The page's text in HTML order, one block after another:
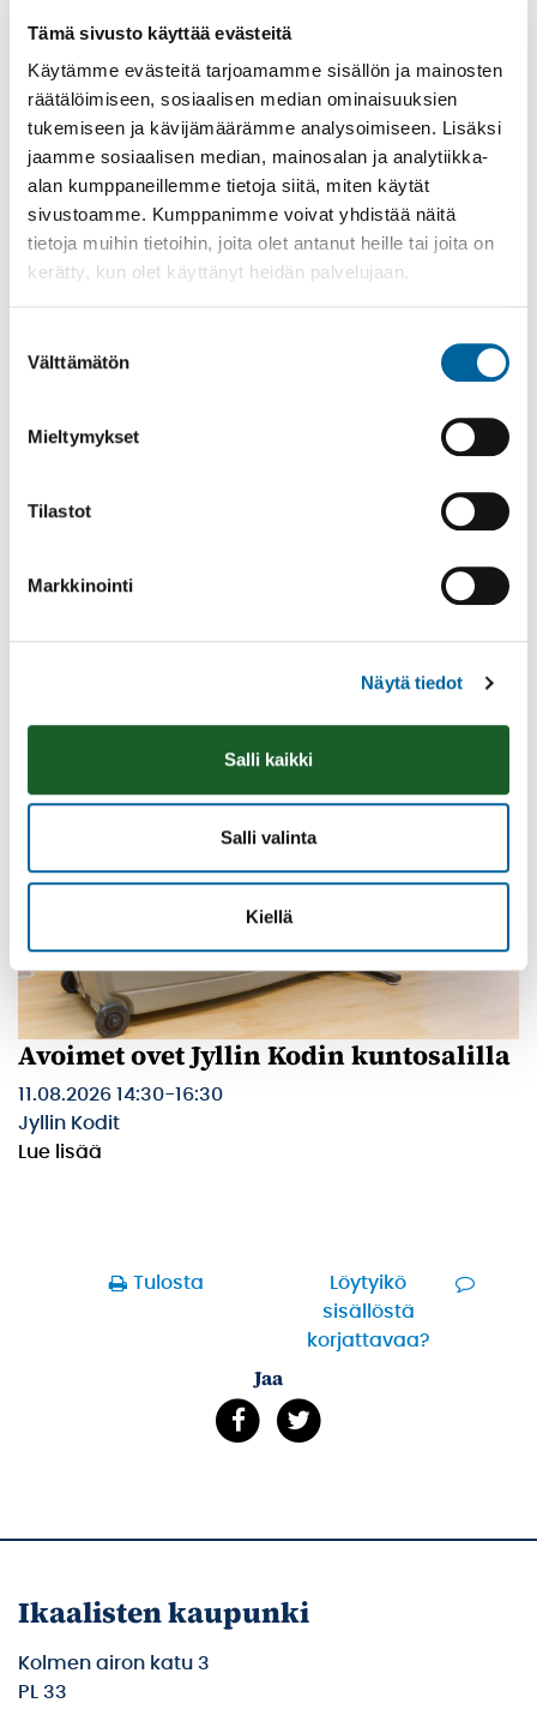
Tämä sivusto käyttää evästeitä
Käytämme evästeitä tarjoamamme sisällön ja mainosten
räätälöimiseen, sosiaalisen median ominaisuuksien
tukemiseen ja kävijämäärämme analysoimiseen. Lisäksi
jaamme sosiaalisen median, mainosalan ja analytiikka-
alan kumppaneillemme tietoja siitä, miten käytät
sivustoamme. Kumppanimme voivat yhdistää näitä
tietoja muihin tietoihin, joita olet antanut heille tai joita on
kerätty, kun olet käyttänyt heidän palvelujaan.
valinta
Välttämätön
Mieltymykset
Tilastot
Markkinointi
Näytä tiedot
Salli kaikki
Salli valinta
Kiellä
Poistomyynti kirjaston aukioloaikana
03.06.2026 -31.08.2026
Poppelikatu 10
Lue lisää
Ikaalisten Nykymarttojen puuropäivä
Avoimet ovet Jyllin Kodin kuntosalilla
11.08.2026 14:30-16:30
Jyllin Kodit
Lue lisää
Tulosta
Löytyikö
sisällöstä
korjattavaa?
Jaa
Ikaalisten kaupunki
Kolmen airon katu 3
PL 33